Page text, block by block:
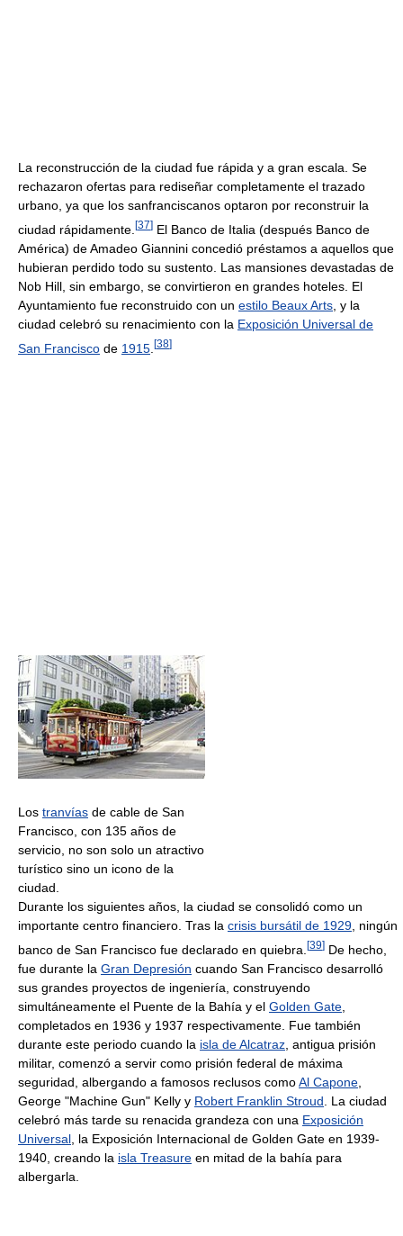
La reconstrucción de la ciudad fue rápida y a gran escala. Se
rechazaron ofertas para rediseñar completamente el trazado
urbano, ya que los sanfranciscanos optaron por reconstruir la
ciudad rápidamente. [37] El Banco de Italia (después Banco de
América) de Amadeo Giannini concedió préstamos a aquellos que
hubieran perdido todo su sustento. Las mansiones devastadas de
Nob Hill, sin embargo, se convirtieron en grandes hoteles. El
Ayuntamiento fue reconstruido con un estilo Beaux Arts , y la
ciudad celebró su renacimiento con la Exposición Universal de
San Francisco de 1915 [38]
Los tranvías de cable de San
Francisco, con 135 años de
servicio, no son solo un atractivo
turístico sino un icono de la
ciudad.
Durante los siguientes años, la ciudad se consolidó como un
importante centro financiero. Tras la crisis bursátil de 1929 , ningún
banco de San Francisco fue declarado en quiebra. [39] De hecho,
fue durante la Gran Depresión cuando San Francisco desarrolló
sus grandes proyectos de ingeniería, construyendo
simultáneamente el Puente de la Bahía y el Golden Gate
completados en 1936 y 1937 respectivamente. Fue también
durante este periodo cuando la isla de Alcatraz , antigua prisión
militar, comenzó a servir como prisión federal de máxima
seguridad, albergando a famosos reclusos comoAl Capone
George "Machine Gun" Kelly y Robert Franklin Stroud . La ciudad
celebró más tarde su renacida grandeza con una Exposición
Universal , la Exposición Internacional de Golden Gate en 1939-
1940, creando la isla Treasure en mitad de la bahía para
albergarla.